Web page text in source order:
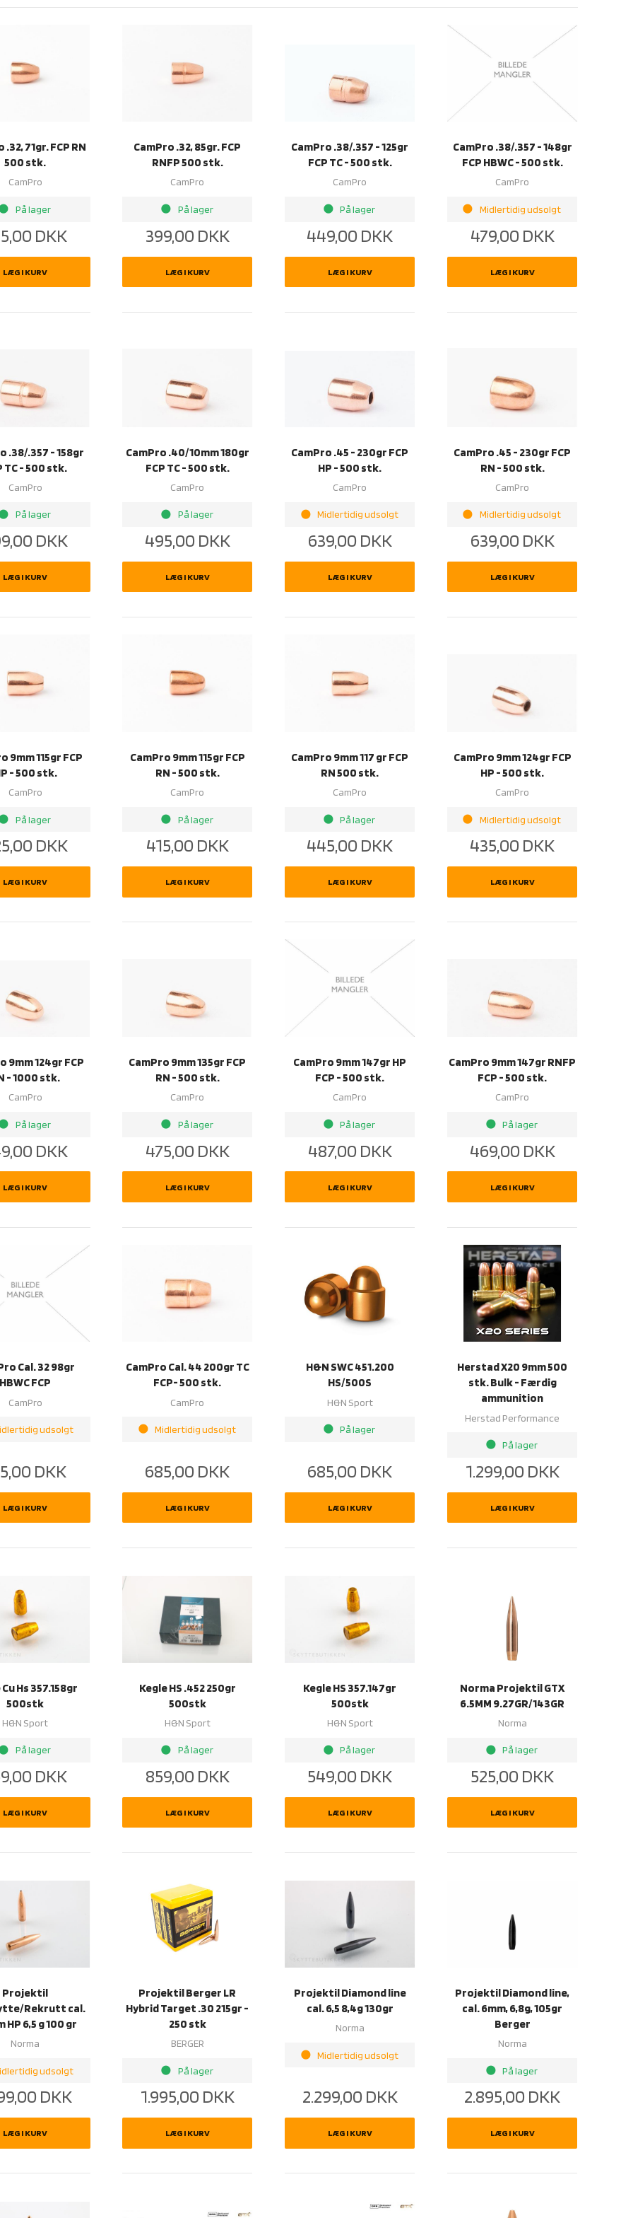
.32, 71gr. FCP RN
500 stk.
CamPro
På lager
DKK
LÆG I KURV
CamPro .32, 85gr. FCP
RNFP 500 stk.
CamPro
brightness_1 På lager
399,00 DKK
LÆG I KURV
CamPro .38/.357 - 125gr
FCP TC - 500 stk.
CamPro
brightness_1 På lager
449,00 DKK
LÆG I KURV
CamPro .38/.357 - 148gr
FCP HBWC - 500 stk.
CamPro
brightness_1 Midlertidig udsolgt
479,00 DKK
LÆG I KURV
.38/.357 - 158gr
TC - 500 stk.
CamPro
På lager
DKK
LÆG I KURV
CamPro .40/10mm 180gr
FCP TC - 500 stk.
CamPro
brightness_1 På lager
495,00 DKK
LÆG I KURV
CamPro .45 - 230gr FCP
HP - 500 stk.
CamPro
brightness_1 Midlertidig udsolgt
639,00 DKK
LÆG I KURV
CamPro .45 - 230gr FCP
RN - 500 stk.
CamPro
brightness_1 Midlertidig udsolgt
639,00 DKK
LÆG I KURV
9mm 115gr FCP
- 500 stk.
CamPro
På lager
DKK
LÆG I KURV
CamPro 9mm 115gr FCP
RN - 500 stk.
CamPro
brightness_1 På lager
415,00 DKK
LÆG I KURV
CamPro 9mm 117 gr FCP
RN 500 stk.
CamPro
brightness_1 På lager
445,00 DKK
LÆG I KURV
CamPro 9mm 124gr FCP
HP - 500 stk.
CamPro
brightness_1 Midlertidig udsolgt
435,00 DKK
LÆG I KURV
9mm 124gr FCP
- 1000 stk.
CamPro
På lager
DKK
LÆG I KURV
CamPro 9mm 135gr FCP
RN - 500 stk.
CamPro
brightness_1 På lager
475,00 DKK
LÆG I KURV
CamPro 9mm 147gr HP
FCP - 500 stk.
CamPro
brightness_1 På lager
487,00 DKK
LÆG I KURV
CamPro 9mm 147gr RNFP
FCP - 500 stk.
CamPro
brightness_1 På lager
469,00 DKK
LÆG I KURV
Cal. 32 98gr
HBWC FCP
CamPro
udsolgt
DKK
LÆG I KURV
CamPro Cal. 44 200gr TC
FCP- 500 stk.
CamPro
brightness_1 Midlertidig udsolgt
685,00 DKK
LÆG I KURV
H&N SWC 451.200
HS/500S
H&N Sport
brightness_1 På lager
685,00 DKK
LÆG I KURV
Herstad X20 9mm 500
stk. Bulk - Færdig
ammunition
Herstad Performance
brightness_1 På lager
1.299,00 DKK
LÆG I KURV
Hs 357.158gr
500stk
H&N Sport
På lager
DKK
LÆG I KURV
Kegle HS .452 250gr
500stk
H&N Sport
brightness_1 På lager
859,00 DKK
LÆG I KURV
Kegle HS 357.147gr
500stk
H&N Sport
brightness_1 På lager
549,00 DKK
LÆG I KURV
Norma Projektil GTX
6.5MM 9.27GR/143GR
Norma
brightness_1 På lager
525,00 DKK
LÆG I KURV
Projektil
Rekrutt cal.
HP 6,5 g 100 gr
Norma
udsolgt
DKK
LÆG I KURV
Projektil Berger LR
Hybrid Target .30 215gr -
250 stk
BERGER
brightness_1 På lager
1.995,00 DKK
LÆG I KURV
Projektil Diamond line
cal. 6,5 8,4g 130gr
Norma
brightness_1 Midlertidig udsolgt
2.299,00 DKK
LÆG I KURV
Projektil Diamond line,
cal. 6mm, 6,8g, 105gr
Berger
Norma
brightness_1 På lager
2.895,00 DKK
LÆG I KURV